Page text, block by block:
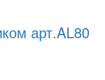
арт.AL80